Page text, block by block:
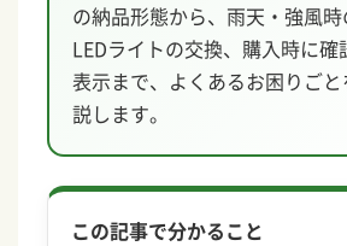
の納品形態から、雨天・強風時
LEDライトの交換、購入時に確
表示まで、よくあるお困りご
説します。
この記事で分かること